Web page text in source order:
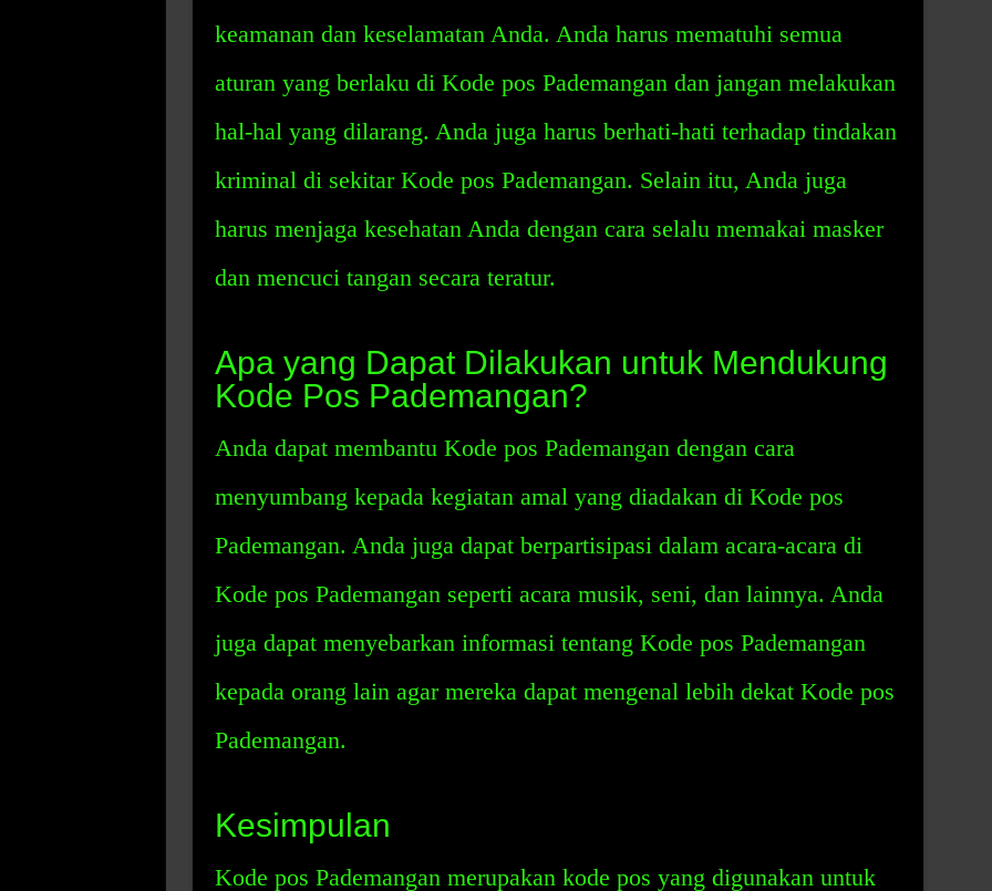
keamanan dan keselamatan Anda. Anda harus mematuhi semua
aturan yang berlaku di Kode pos Pademangan dan jangan melakukan
hal-hal yang dilarang. Anda juga harus berhati-hati terhadap tindakan
kriminal di sekitar Kode pos Pademangan. Selain itu, Anda juga
harus menjaga kesehatan Anda dengan cara selalu memakai masker
dan mencuci tangan secara teratur.
Apa yang Dapat Dilakukan untuk Mendukung
Kode Pos Pademangan?
Anda dapat membantu Kode pos Pademangan dengan cara
menyumbang kepada kegiatan amal yang diadakan di Kode pos
Pademangan. Anda juga dapat berpartisipasi dalam acara-acara di
Kode pos Pademangan seperti acara musik, seni, dan lainnya. Anda
juga dapat menyebarkan informasi tentang Kode pos Pademangan
kepada orang lain agar mereka dapat mengenal lebih dekat Kode pos
Pademangan.
Kesimpulan
Kode pos Pademangan merupakan kode pos yang digunakan untuk